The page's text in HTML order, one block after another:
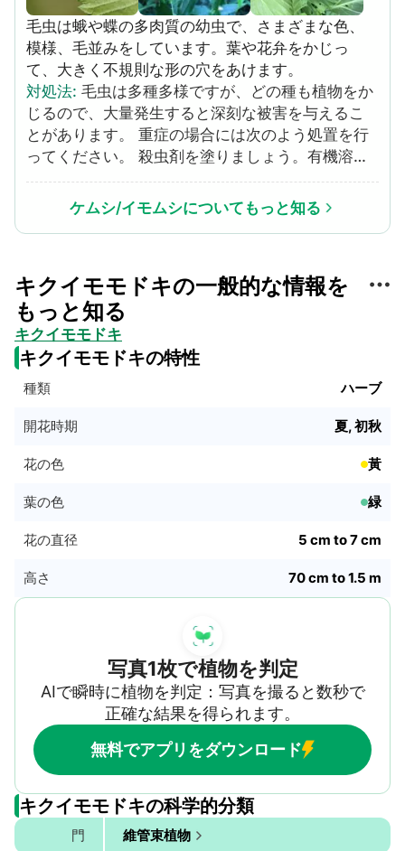
毛虫は蛾や蝶の多肉質の幼虫で、さまざまな色、
模様、毛並みをしています。葉や花弁をかじっ
て、大きく不規則な形の穴をあけます。
対処法: 毛虫は多種多様ですが、どの種も植物をか
じるので、大量発生すると深刻な被害を与えるこ
とがあります。 重症の場合には次のよう処置を行
ってください。 殺虫剤を塗りましょう。有機溶剤
である、Bacillus thuringiensis (Bt) をスプレーし
ます。Btは蛾や蝶の幼虫期にのみ作用します。効
果を得るためには、毛虫がBtを取り込む必要があ
スをスプレーしましょう。唐辛子の種を煮て、毛
虫が嫌う辛みのあるスプレーを作ることができま
す。この混合物を植物にスプレーしますが、人間
にとっても辛いので注意してください。 益虫を使
用しましょう。寄生蜂のような毛虫を食べる害虫
を庭に放してください。 軽症の場合には次のよう
処置を行ってください。 手で摘みましょう。手袋
を使って、植物に付いた毛虫を取り除き、石けん
水の入ったバケツに移して処分します。 珪藻土を
することができます。そのため毛虫は、移動や食
ケムシ/イモムシについてもっと知る
キクイモモドキの一般的な情報を
もっと知る
キクイモモドキ
キクイモモドキの特性
種類 ハーブ
開花時期 夏, 初秋
花の色 黃
葉の色 緑
花の直径 5 cm to 7 cm
高さ 70 cm to 1.5 m
写真1枚で植物を判定
AIで瞬時に植物を判定：写真を撮ると数秒で
正確な結果を得られます。
無料でアプリをダウンロード
キクイモモドキの科学的分類
門 維管束植物